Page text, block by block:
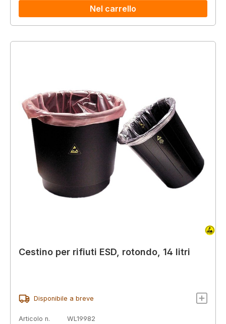
Nel carrello
Cestino per rifiuti ESD, rotondo, 14 litri
Disponibile a breve
Articolo n.
WL19982